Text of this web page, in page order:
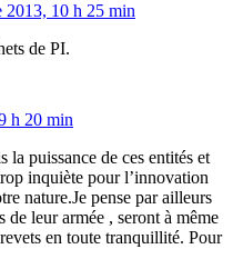
2013, 10 h 25 min
de PI.
h 20 min
la puissance de ces entités et
inquiète pour l’innovation
nature.Je pense par ailleurs
leur armée , seront à même
en toute tranquillité. Pour